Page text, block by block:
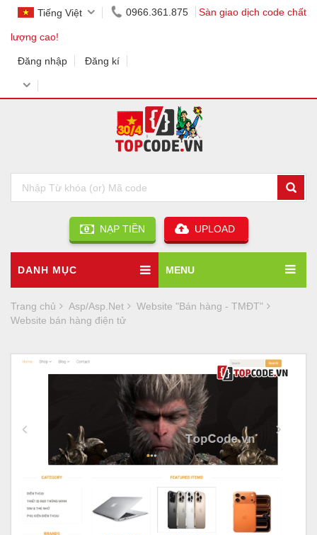
Tiếng Việt 0966.361.875 Sàn giao dịch code chất
lượng cao!
Đăng nhập Đăng kí
NẠP TIỀN UPLOAD
DANH MỤC MENU
Trang chủ Asp/Asp.Net
Website "Bán hàng - TMĐT"
Website bán hàng điện tử